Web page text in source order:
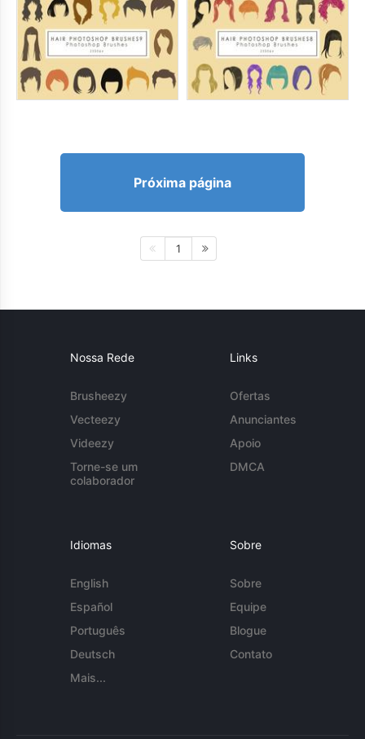
Próxima página
1
Nossa Rede
Brusheezy
Vecteezy
Videezy
Torne-se um
colaborador
Links
Ofertas
Anunciantes
Apoio
DMCA
Idiomas
English
Español
Português
Deutsch
Mais...
Sobre
Sobre
Equipe
Blogue
Contato